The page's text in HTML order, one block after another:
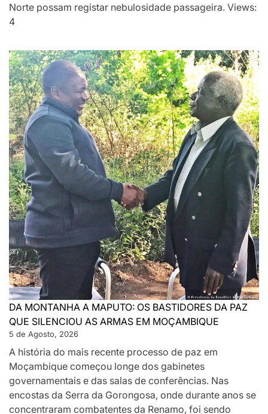
Norte possam registar nebulosidade passageira. Views:
4
DA MONTANHA A MAPUTO: OS BASTIDORES DA PAZ
QUE SILENCIOU AS ARMAS EM MOÇAMBIQUE
5 de Agosto, 2026
A história do mais recente processo de paz em
Moçambique começou longe dos gabinetes
governamentais e das salas de conferências. Nas
encostas da Serra da Gorongosa, onde durante anos se
concentraram combatentes da Renamo, foi sendo